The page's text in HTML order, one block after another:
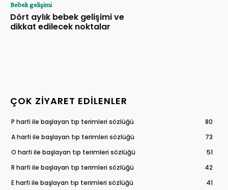
Bebek gelişimi
Dört aylık bebek gelişimi ve
dikkat edilecek noktalar
ÇOK ZIYARET EDILENLER
P harfi ile başlayan tıp terimleri sözlüğü
80
A harfi ile başlayan tıp terimleri sözlüğü
73
O harfi ile başlayan tıp terimleri sözlüğü
51
R harfi ile başlayan tıp terimleri sözlüğü
42
E harfi ile başlayan tıp terimleri sözlüğü
41